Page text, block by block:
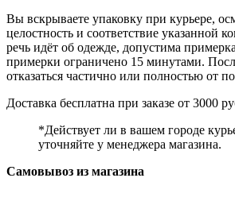
Вы вскрываете упаковку при курьере,
целостность и соответствие указанной
речь идёт об одежде, допустима
примерки ограничено 15 минутами.
отказаться частично или полностью от
Доставка бесплатна при заказе от 3000
*Действует ли в вашем городе
уточняйте у менеджера магазина.
Самовывоз из магазина